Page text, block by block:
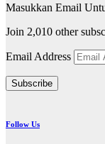
Masukkan Email
Join 2,010 other
Email Address
Subscribe
Follow Us